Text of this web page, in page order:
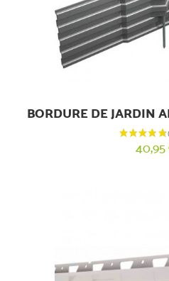
BORDURE DE JARDIN
40,95